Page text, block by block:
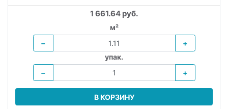
1 661.64 руб.
м²
−
+
упак.
−
+
В КОРЗИНУ